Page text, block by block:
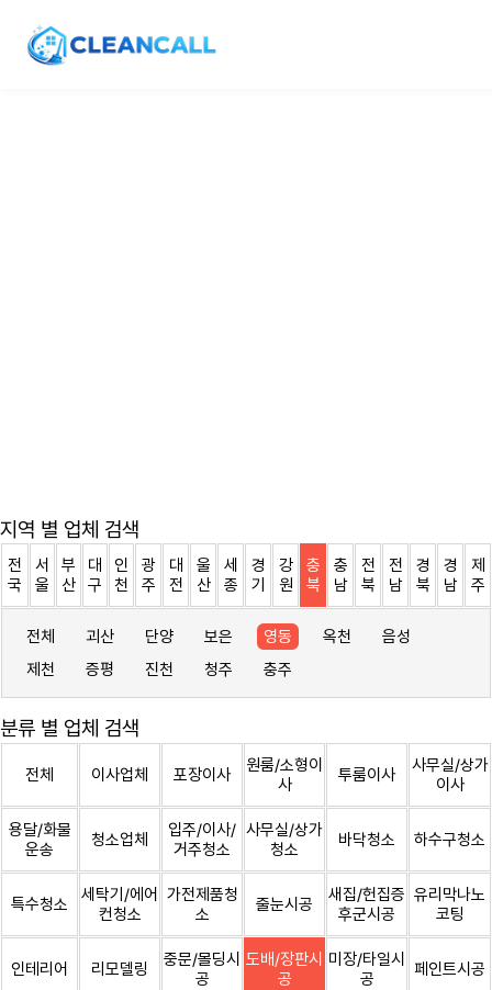
지역 별 업체 검색
전
국
서
울
부
산
대
구
인
천
광
주
대
전
울
산
세
종
경
기
강
원
충
북
충
남
전
북
전
남
경
북
경
남
제
주
전체 괴산 단양 보은 영동 옥천
음성
제천
증평 진천 청주 충주
분류 별 업체 검색
전체 이사업체 포장이사
원룸/소형이
사
투룸이사
사무실/상가
이사
용달/화물
운송
청소업체
입주/이사/
거주청소
사무실/상가
청소
바닥청소 하수구청소
특수청소
세탁기/에어
컨청소
가전제품청
소
줄눈시공
새집/헌집증
후군시공
유리막나노
코팅
인테리어 리모델링
중문/몰딩시
공
도배/장판시
공
미장/타일시
공
페인트시공